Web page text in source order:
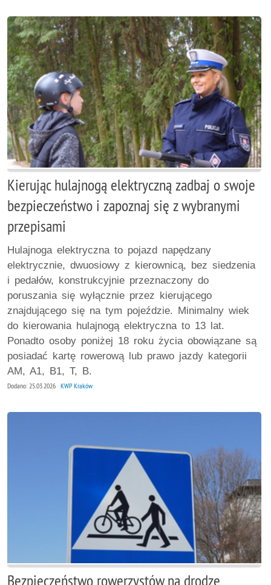
Kierując hulajnogą elektryczną zadbaj o swoje
bezpieczeństwo i zapoznaj się z wybranymi
przepisami
Hulajnoga elektryczna to pojazd napędzany
elektrycznie, dwuosiowy z kierownicą, bez siedzenia
i pedałów, konstrukcyjnie przeznaczony do
poruszania się wyłącznie przez kierującego
znajdującego się na tym pojeździe. Minimalny wiek
do kierowania hulajnogą elektryczna to 13 lat.
Ponadto osoby poniżej 18 roku życia obowiązane są
posiadać kartę rowerową lub prawo jazdy kategorii
AM, A1, B1, T, B.
Dodano: 25.03.2026 KWP Kraków
Bezpieczeństwo rowerzystów na drodze